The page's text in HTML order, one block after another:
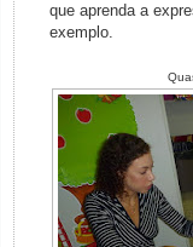
que aprenda a
exemplo.